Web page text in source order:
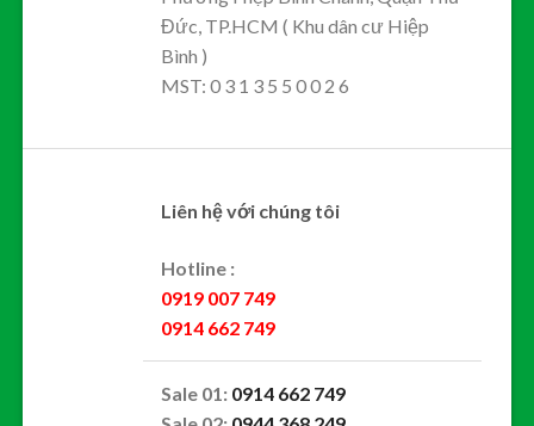
Đức, TP.HCM ( Khu dân cư Hiệp
Bình )
MST: 0 3 1 3 5 5 0 0 2 6
Liên hệ với chúng tôi
Hotline :
0919 007 749
0914 662 749
Sale 01: 0914 662 749